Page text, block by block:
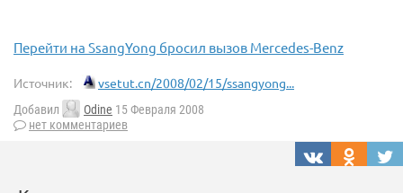
Перейти на SsangYong бросил вызов Mercedes-Benz
Источник: vsetut.cn/2008/02/15/ssangyong...
Добавил Odine 15 Февраля 2008
нет комментариев